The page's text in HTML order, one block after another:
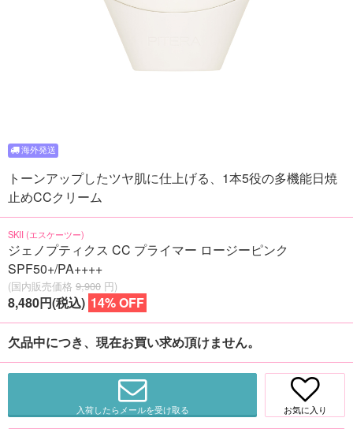
トーンアップしたツヤ肌に仕上げる、1本5役の多機能日焼
止めCCクリーム
SKII (エスケーツー)
ジェノプティクス CC プライマー ロージーピンク
SPF50+/PA++++
(国内販売価格 9,900 円)
8,480円(税込) 14% OFF
欠品中につき、現在お買い求め頂けません。
入荷したらメールを受け取る お気に入り